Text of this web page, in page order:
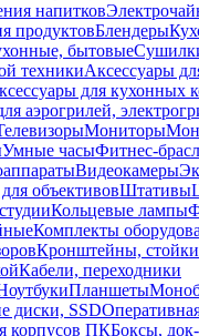
напитков
продуктовБлендеры
бытовые
техникиАксессуары
для кухонных
аэрогрилей,
Мониторы
Умные часыФитнес-
Видеокамеры
объективовШтативы
Кольцевые лампы
Комплекты
Кронштейны, стойки
Кабели, переходники
Планшеты
диски, SSD
корпусов ПКБоксы,